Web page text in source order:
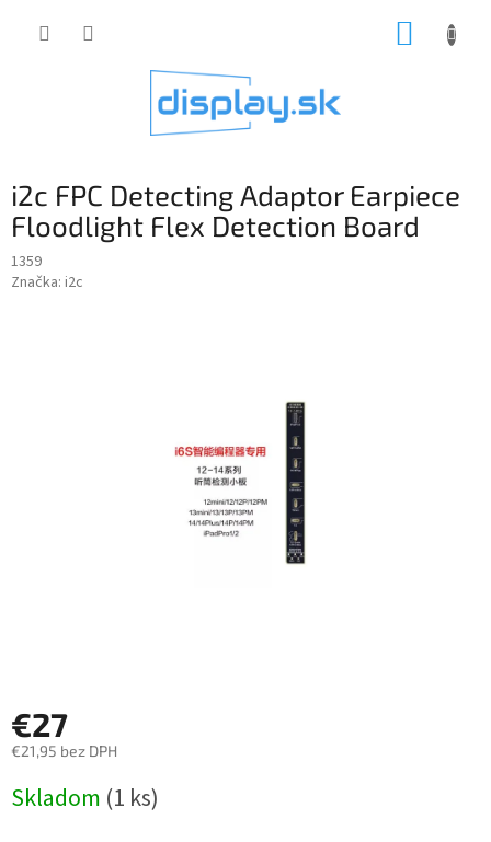
i2c FPC Detecting Adaptor Earpiece
Floodlight Flex Detection Board
1359
Značka: i2c
€27
€21,95 bez DPH
cena:
Skladom (1 ks)